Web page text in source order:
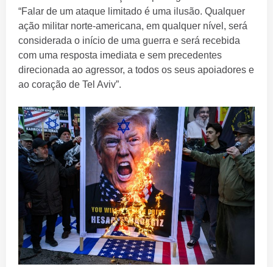
“Falar de um ataque limitado é uma ilusão. Qualquer
ação militar norte-americana, em qualquer nível, será
considerada o início de uma guerra e será recebida
com uma resposta imediata e sem precedentes
direcionada ao agressor, a todos os seus apoiadores e
ao coração de Tel Aviv”.